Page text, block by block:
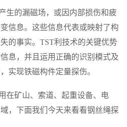
生的漏磁场，或因内部损伤和疲
信息。这些信息代表或映射了构
的事实。 TST利技术的关键优势
息，并且运用正确的识别模式及
实现铁磁构件定量探伤。
在矿山、索道、起重设备、电
，下面我们今天来看看钢丝绳探